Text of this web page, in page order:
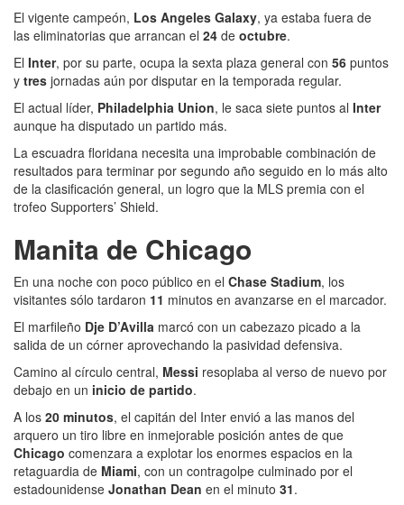
El vigente campeón, Los Angeles Galaxy, ya estaba fuera de
las eliminatorias que arrancan el 24 de octubre.
El Inter, por su parte, ocupa la sexta plaza general con 56 puntos
y tres jornadas aún por disputar en la temporada regular.
El actual líder, Philadelphia Union, le saca siete puntos al Inter
aunque ha disputado un partido más.
La escuadra floridana necesita una improbable combinación de
resultados para terminar por segundo año seguido en lo más alto
de la clasificación general, un logro que la MLS premia con el
trofeo Supporters’ Shield.
Manita de Chicago
En una noche con poco público en el Chase Stadium, los
visitantes sólo tardaron 11 minutos en avanzarse en el marcador.
El marfileño Dje D’Avilla marcó con un cabezazo picado a la
salida de un córner aprovechando la pasividad defensiva.
Camino al círculo central, Messi resoplaba al verso de nuevo por
debajo en un inicio de partido.
A los 20 minutos, el capitán del Inter envió a las manos del
arquero un tiro libre en inmejorable posición antes de que
Chicago comenzara a explotar los enormes espacios en la
retaguardia de Miami, con un contragolpe culminado por el
estadounidense Jonathan Dean en el minuto 31.